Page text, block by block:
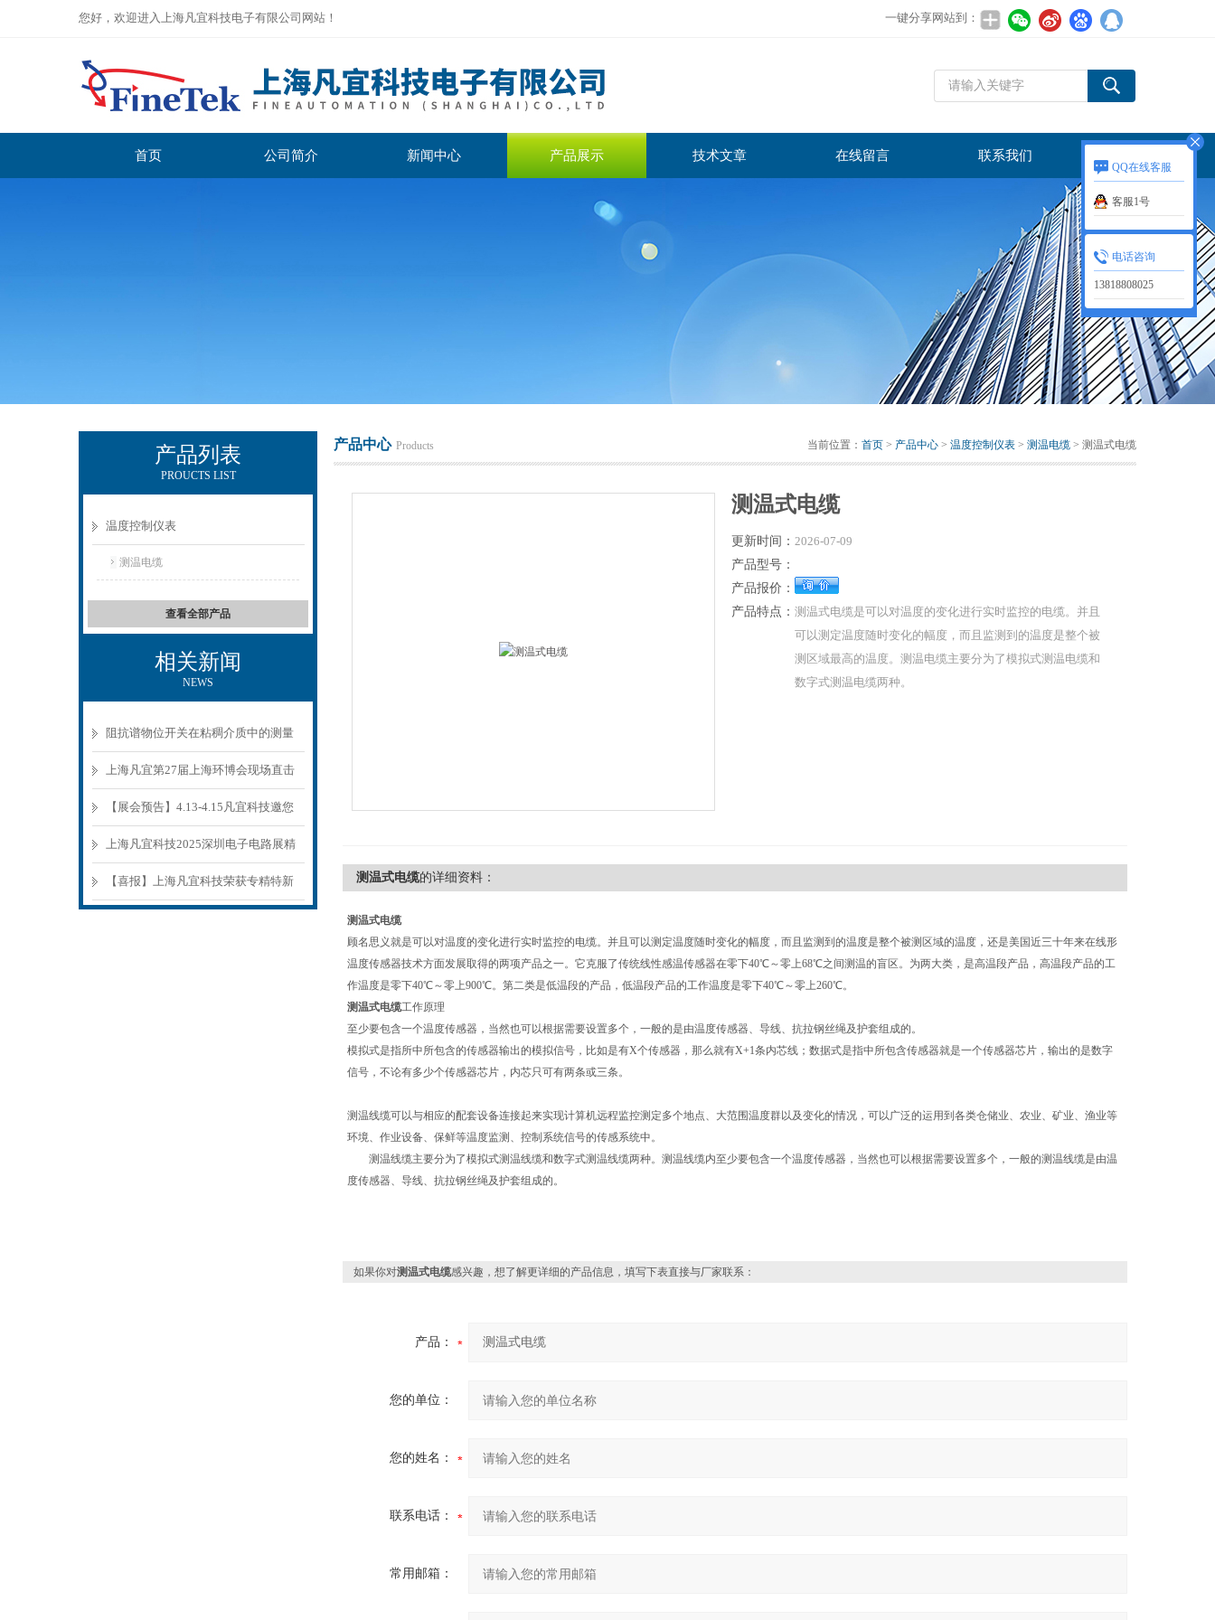
您好，欢迎进入上海凡宜科技电子有限公司网站！ 一键分享网站到：
首页 公司简介 新闻中心 产品展示 技术文章 在线留言 联系我们
产品列表
PROUCTS LIST
温度控制仪表
测温电缆
查看全部产品
相关新闻
NEWS
阻抗谱物位开关在粘稠介质中的测量
原理与选型要点
上海凡宜第27届上海环博会现场直击
【展会预告】4.13-4.15凡宜科技邀您
参观环博会
上海凡宜科技2025深圳电子电路展精
彩回顾
【喜报】上海凡宜科技荣获专精特新
产品中心 Products 当前位置： 首页 > 产品中心 > 温度控制仪表 > 测温电缆 > 测温式电缆
测温式电缆
更新时间： 2026-07-09
产品型号：
产品报价：
产品特点： 测温式电缆是可以对温度的变化进行实时监控的电缆。并且
可以测定温度随时变化的幅度，而且监测到的温度是整个被
测区域最高的温度。测温电缆主要分为了模拟式测温电缆和
数字式测温电缆两种。
测温式电缆的详细资料：
测温式电缆
顾名思义就是可以对温度的变化进行实时监控的电缆。并且可以测定温度随时变化的幅度，而且监测到的温度是整个被测区域的温度，还是美国近三十年来在线形
温度传感器技术方面发展取得的两项产品之一。它克服了传统线性感温传感器在零下40℃～零上68℃之间测温的盲区。为两大类，是高温段产品，高温段产品的工
作温度是零下40℃～零上900℃。第二类是低温段的产品，低温段产品的工作温度是零下40℃～零上260℃。
测温式电缆工作原理
至少要包含一个温度传感器，当然也可以根据需要设置多个，一般的是由温度传感器、导线、抗拉钢丝绳及护套组成的。
模拟式是指所中所包含的传感器输出的模拟信号，比如是有X个传感器，那么就有X+1条内芯线；数据式是指中所包含传感器就是一个传感器芯片，输出的是数字
信号，不论有多少个传感器芯片，内芯只可有两条或三条。
测温线缆可以与相应的配套设备连接起来实现计算机远程监控测定多个地点、大范围温度群以及变化的情况，可以广泛的运用到各类仓储业、农业、矿业、渔业等
环境、作业设备、保鲜等温度监测、控制系统信号的传感系统中。
测温线缆主要分为了模拟式测温线缆和数字式测温线缆两种。测温线缆内至少要包含一个温度传感器，当然也可以根据需要设置多个，一般的测温线缆是由温
度传感器、导线、抗拉钢丝绳及护套组成的。
如果你对测温式电缆感兴趣，想了解更详细的产品信息，填写下表直接与厂家联系：
产品：
您的单位：
您的姓名：
联系电话：
常用邮箱：
QQ在线客服
客服1号
电话咨询
13818808025